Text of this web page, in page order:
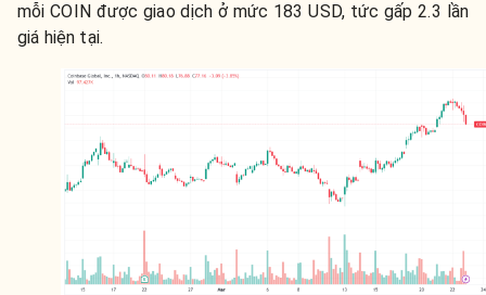
mỗi COIN được giao dịch ở mức 183 USD, tức gấp 2.3 lần
giá hiện tại.